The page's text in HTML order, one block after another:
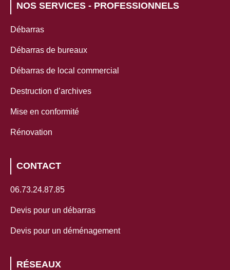
NOS SERVICES - PROFESSIONNELS
Débarras
Débarras de bureaux
Débarras de local commercial
Destruction d’archives
Mise en conformité
Rénovation
CONTACT
06.73.24.87.85
Devis pour un débarras
Devis pour un déménagement
RÉSEAUX